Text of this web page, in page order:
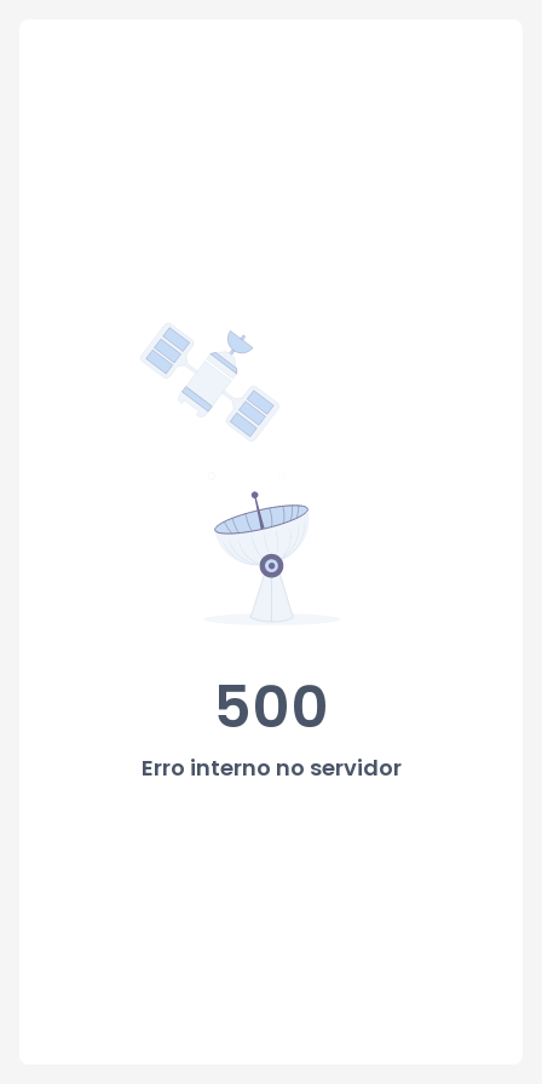
500
Erro interno no servidor